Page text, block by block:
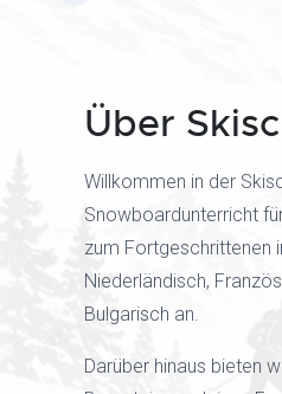
Über
Willkommen in der
Snowboardunterricht
zum Fortgeschrittenen
Niederländisch,
Bulgarisch an.
Darüber hinaus bieten